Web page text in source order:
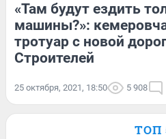
«Там будут ездить
машины?»:
тротуар с новой
Строителей
25 октября, 2021, 18:50 5 908
ТОП